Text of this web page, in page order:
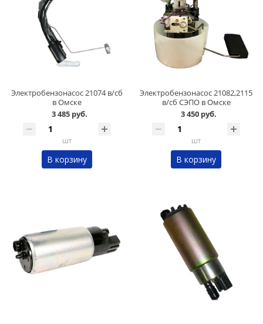
Электробензонасос 21074 в/сб
в Омске
3 485 руб.
шт
В корзину
Электробензонасос 21082,2115
в/сб СЭПО в Омске
3 450 руб.
шт
В корзину